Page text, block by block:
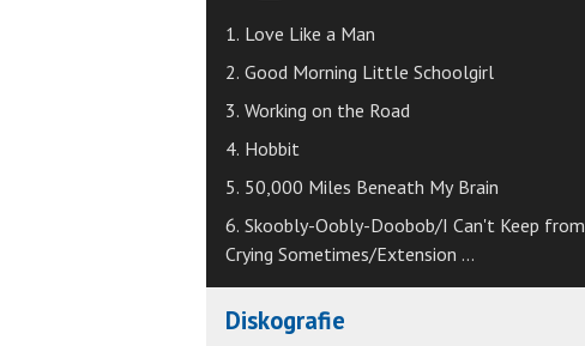
1. Love Like a Man
2. Good Morning Little Schoolgirl
3. Working on the Road
4. Hobbit
5. 50,000 Miles Beneath My Brain
6. Skoobly-Oobly-Doobob/I Can't Keep from
Crying Sometimes/Extension ...
Diskografie